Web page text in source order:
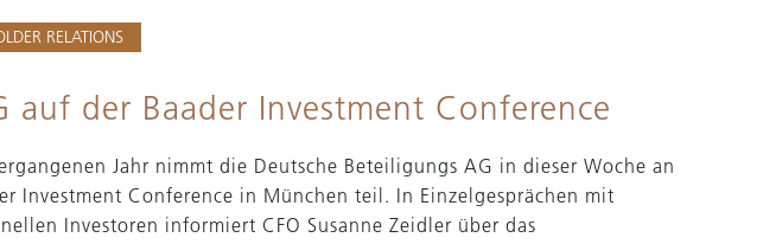
RELATIONS
auf der Baader Investment Conference
Jahr nimmt die Deutsche Beteiligungs AG in dieser Woche an
Investment Conference in München teil. In Einzelgesprächen mit
Investoren informiert CFO Susanne Zeidler über das